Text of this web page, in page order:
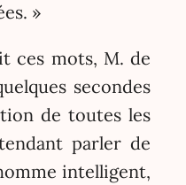
»
ces mots, M. de
secondes
de toutes les
parler de
intelligent,